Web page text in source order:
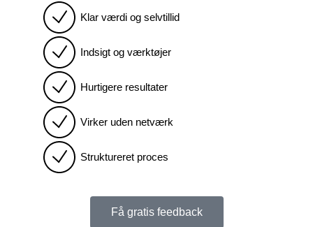
Klar værdi og selvtillid
Indsigt og værktøjer
Hurtigere resultater
Virker uden netværk
Struktureret proces
Få gratis feedback